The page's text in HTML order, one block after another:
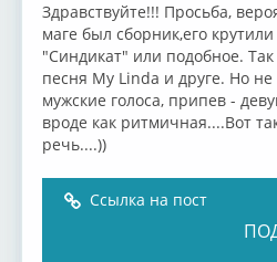
Здравствуйте!!! Просьба,
маге был сборник,его
"Синдикат" или подобное.
песня My Linda и друге. Но
мужские голоса, припев -
вроде как ритмичная....Вот
речь....))
Ссылка на пост